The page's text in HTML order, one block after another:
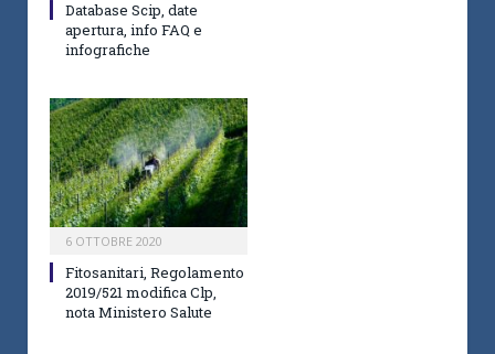
Database Scip, date
apertura, info FAQ e
infografiche
6 OTTOBRE 2020
Fitosanitari, Regolamento
2019/521 modifica Clp,
nota Ministero Salute